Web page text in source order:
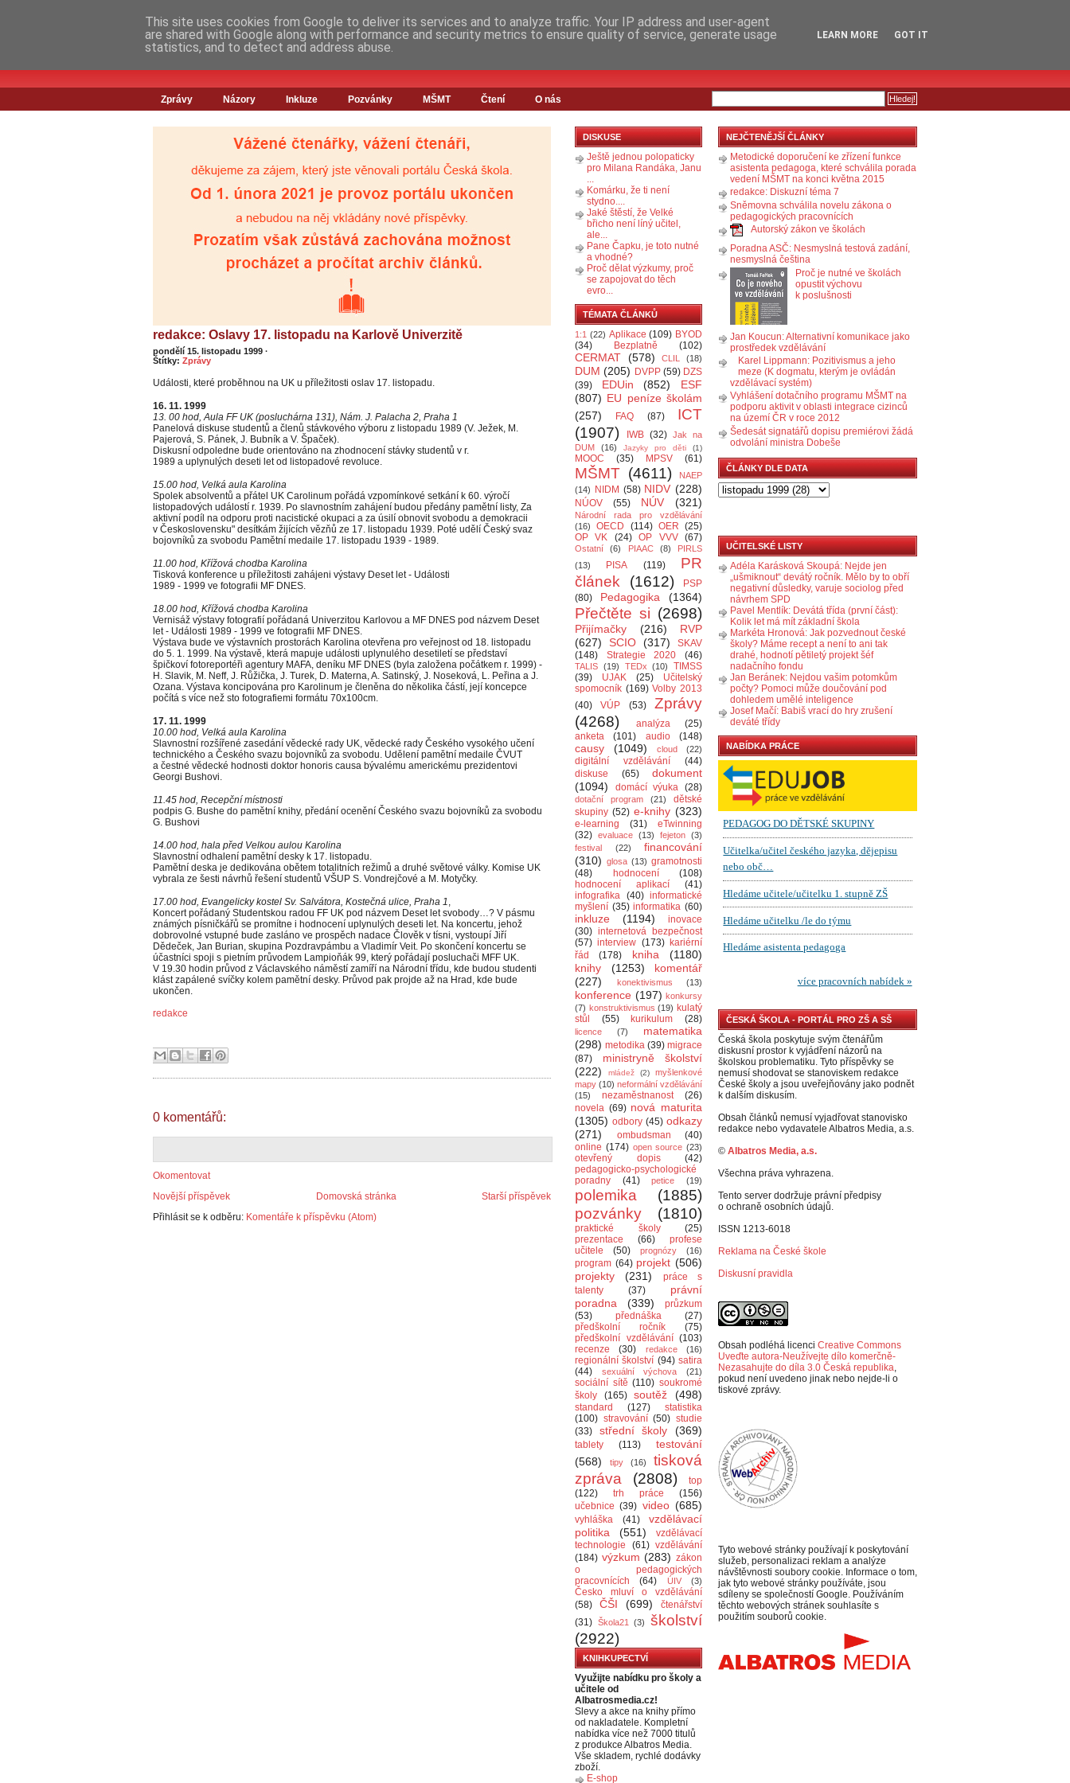
Zprávy Názory Inkluze Pozvánky MŠMT Čtení O nás
redakce: Oslavy 17. listopadu na Karlově Univerzitě
pondělí 15. listopadu 1999 ·
Štítky: Zprávy
Události, které proběhnou na UK u příležitosti oslav 17. listopadu.
16. 11. 1999
13. 00 hod, Aula FF UK (posluchárna 131), Nám. J. Palacha 2, Praha 1
Panelová diskuse studentů a členů stávkového výboru z listopadu 1989 (V. Ježek, M.
Pajerová, S. Pánek, J. Bubník a V. Špaček).
Diskusní odpoledne bude orientováno na zhodnocení stávky studentů v r.
1989 a uplynulých deseti let od listopadové revoluce.
15.00 hod, Velká aula Karolina
Spolek absolventů a přátel UK Carolinum pořádá vzpomínkové setkání k 60. výročí
listopadových událostí r. 1939. Po slavnostním zahájení budou předány pamětní listy, Za
aktivní podíl na odporu proti nacistické okupaci a za úsilí obnovit svobodu a demokracii
v Československu" desítkám žijících vězňů ze 17. listopadu 1939. Poté udělí Český svaz
bojovníků za svobodu Pamětní medaile 17. listopadu 1939 - 1989.
11.00 hod, Křížová chodba Karolina
Tisková konference u příležitosti zahájeni výstavy Deset let - Události
1989 - 1999 ve fotografii MF DNES.
18.00 hod, Křížová chodba Karolina
Vernisáž výstavy fotografií pořádaná Univerzitou Karlovou a MF DNES pod názvem Deset
let - Události 1989 - 1999 ve fotografii MF DNES.
Výstava bude ve výstavních prostorách Karolina otevřena pro veřejnost od 18. listopadu
do 5. 1. 1999. Na výstavě, která mapuje události uplynulého desetiletí se představí
špičkoví fotoreportéři agentury MAFA, deníku MF DNES (byla založena počátkem r. 1999) -
H. Slavik, M. Neff, J. Růžička, J. Turek, D. Materna, A. Satinský, J. Noseková, L. Peřina a J.
Ozana. Výstava koncipována pro Karolinum je členěna do několika částí, její koncepce
počítá s více než sto fotografiemi formátu 70x100cm.
17. 11. 1999
10.00 hod, Velká aula Karolina
Slavnostní rozšířené zasedání vědecké rady UK, vědecké rady Českého vysokého učení
technického a Českého svazu bojovníků za svobodu. Udělení pamětní medaile ČVUT
a čestné vědecké hodnosti doktor honoris causa bývalému americkému prezidentovi
Georgi Bushovi.
11.45 hod, Recepční místnosti
podpis G. Bushe do pamětní knihy, předání ocenění Českého svazu bojovníků za svobodu
G. Bushovi
14.00 hod, hala před Velkou aulou Karolina
Slavnostní odhalení pamětní desky k 17. listopadu.
Pamětní deska je dedikována obětem totalitních režimů a druhé světové války. Komise UK
vybrala ze šesti návrhů řešení studentů VŠUP S. Vondrejčové a M. Motyčky.
17.00 hod, Evangelicky kostel Sv. Salvátora, Kostečná ulice, Praha 1,
Koncert pořádaný Studentskou radou FF UK pod názvem Deset let svobody…? V pásmu
známých písničkářů se promítne i hodnocení uplynulých deseti let. Na koncertu, jehož
dobrovolné vstupné bude zasláno ve prospěch nadace Člověk v tísni, vystoupí Jiří
Dědeček, Jan Burian, skupina Pozdravpámbu a Vladimír Veit. Po skončení koncertu se
účastníci spoji s pietním průvodem Lampioňák 99, který pořádají posluchači MFF UK.
V 19.30 hodin průvod z Václavského náměstí zamíří na Národní třídu, kde budou studenti
klást zapálené svíčky kolem pamětní desky. Průvod pak projde až na Hrad, kde bude
ukončen.
redakce
0 komentářů:
Okomentovat
Novější příspěvek
Starší příspěvek
Domovská stránka
Přihlásit se k odběru: Komentáře k příspěvku (Atom)
DISKUSE
Ještě jednou polopaticky
pro Milana Randáka, Janu
...
Komárku, že ti není
stydno....
Jaké štěstí, že Velké
břicho není líný učitel,
ale...
Pane Čapku, je toto nutné
a vhodné?
Proč dělat výzkumy, proč
se zapojovat do těch
evro...
TÉMATA ČLÁNKŮ
1:1 (22) Aplikace (109) BYOD
(34)
Bezplatně (102)
CERMAT (578) CLIL (18)
DUM (205) DVPP (59) DZS
(39)
EDUin (852)
ESF
(807) EU peníze školám
(257)
FAQ (87)
ICT
(1907)
IWB (32) Jak na
DUM
(16) Jazyky pro děti (1)
MOOC (35) MPSV (61)
MŠMT (4611)
NAEP
(14)
NIDM (58) NIDV (228)
NÚOV (55) NÚV (321)
Národní rada pro vzdělávání
(16)
OECD (114) OER (25)
OP VK
(24) OP VVV (67)
Ostatní (6) PIAAC (8)
PIRLS
(13)
PISA (119)
PR
článek
(1612)
PSP
(80)
Pedagogika (1364)
Přečtěte si (2698)
Přijímačky (216)
RVP
(627)
SCIO (317)
SKAV
(148)
Strategie 2020 (46)
TALIS (19) TEDx (10)
TIMSS
(39)
UJAK (25)
Učitelský
spomocník (169) Volby 2013
(40)
VÚP (53)
Zprávy
(4268)
analýza
(25)
anketa
(101) audio (148)
causy (1049) cloud (22)
digitální vzdělávání
(44)
diskuse
(65)
dokument
(1094)
domácí výuka (28)
dotační program (21)
dětské
skupiny (52) e-knihy (323)
e-learning (31)
eTwinning
(32) evaluace (13) fejeton (3)
festival
(22)
financování
(310) glosa (13) gramotnosti
(48)
hodnocení
(108)
hodnocení aplikací
(41)
infografika (40) informatické
myšlení (35) informatika (60)
inkluze (1194)
inovace
(30) internetová bezpečnost
(57) interview (173) kariérní
řád
(178) kniha
(1180)
knihy
(1253)
komentář
(227)
konektivismus (13)
konference (197) konkursy
(7) konstruktivismus (19) kulatý
stůl
(55) kurikulum (28)
licence (7)
matematika
(298) metodika (39) migrace
(87)
ministryně školství
(222)
mládež (2)
myšlenkové
mapy (10) neformální vzdělávání
(15)
nezaměstnanost
(26)
novela (69) nová maturita
(1305) odbory (45) odkazy
(271)
ombudsman
(40)
online (174) open source (23)
otevřený dopis
(42)
pedagogicko-psychologické
poradny
(41) petice (19)
polemika
(1885)
pozvánky
(1810)
praktické školy
(25)
prezentace
(66)
profese
učitele
(50) prognózy (16)
program (64) projekt (506)
projekty
(231)
práce s
talenty
(37)
právní
poradna
(339)
průzkum
(53)
přednáška
(27)
předškolní ročník
(75)
předškolní vzdělávání (103)
recenze
(30) redakce (16)
regionální školství (94) satira
(44)
sexuální výchova (21)
sociální sítě (110) soukromé
školy
(165) soutěž (498)
standard (127)
statistika
(100) stravování (50) studie
(33)
střední školy (369)
tablety (113)
testování
(568)
tipy (16)
tisková
zpráva
(2808)
top
(122)
trh práce
(156)
učebnice (39) video (685)
vyhláška (41)
vzdělávací
politika
(551)
vzdělávací
technologie
(61) vzdělávání
(184) výzkum (283) zákon
o pedagogických
pracovnících
(64) ÚIV (3)
Česko mluví o vzdělávání
(58)
ČŠI (699)
čtenářství
(31) Škola21 (3)
školství
(2922)
KNIHKUPECTVÍ
Využijte nabídku pro školy a
učitele od
Albatrosmedia.cz!
Slevy a akce na knihy přímo
od nakladatele. Kompletní
nabídka více než 7000 titulů
z produkce Albatros Media.
Vše skladem, rychlé dodávky
zboží.
E-shop
NEJČTENĚJŠÍ ČLÁNKY
Metodické doporučení ke zřízení funkce
asistenta pedagoga, které schválila porada
vedení MŠMT na konci května 2015
redakce: Diskuzní téma 7
Sněmovna schválila novelu zákona o
pedagogických pracovnících
Autorský zákon ve školách
Poradna ASČ: Nesmyslná testová zadání,
nesmyslná čeština
Proč je nutné ve školách
opustit výchovu
k poslušnosti
Jan Koucun: Alternativní komunikace jako
prostředek vzdělávání
Karel Lippmann: Pozitivismus a jeho
meze (K dogmatu, kterým je ovládán
vzdělávací systém)
Vyhlášení dotačního programu MŠMT na
podporu aktivit v oblasti integrace cizinců
na území ČR v roce 2012
Šedesát signatářů dopisu premiérovi žádá
odvolání ministra Dobeše
ČLÁNKY DLE DATA
UČITELSKÉ LISTY
Adéla Karásková Skoupá: Nejde jen
„ušmiknout“ devátý ročník. Mělo by to obří
negativní důsledky, varuje sociolog před
návrhem SPD
Pavel Mentlík: Devátá třída (první část):
Kolik let má mít základní škola
Markéta Hronová: Jak pozvednout české
školy? Máme recept a není to ani tak
drahé, hodnotí pětiletý projekt šéf
nadačního fondu
Jan Beránek: Nejdou vašim potomkům
počty? Pomoci může doučování pod
dohledem umělé inteligence
Josef Mačí: Babiš vrací do hry zrušení
deváté třídy
NABÍDKA PRÁCE
ČESKÁ ŠKOLA - PORTÁL PRO ZŠ A SŠ
Česká škola poskytuje svým čtenářům
diskusní prostor k vyjádření názorů na
školskou problematiku. Tyto příspěvky se
nemusí shodovat se stanoviskem redakce
České školy a jsou uveřejňovány jako podnět
k dalším diskusím.
Obsah článků nemusí vyjadřovat stanovisko
redakce nebo vydavatele Albatros Media, a.s.
© Albatros Media, a.s.
Všechna práva vyhrazena.
Tento server dodržuje právní předpisy
o ochraně osobních údajů.
ISSN 1213-6018
Reklama na České škole
Diskusní pravidla
Obsah podléhá licenci Creative Commons
Uveďte autora-Neužívejte dílo komerčně-
Nezasahujte do díla 3.0 Česká republika,
pokud není uvedeno jinak nebo nejde-li o
tiskové zprávy.
Tyto webové stránky používají k poskytování
služeb, personalizaci reklam a analýze
návštěvnosti soubory cookie. Informace o tom,
jak tyto webové stránky používáte, jsou
sdíleny se společností Google. Používáním
těchto webových stránek souhlasíte s
použitím souborů cookie.
This site uses cookies from Google to deliver its services and to analyze traffic. Your IP address and user-agent
are shared with Google along with performance and security metrics to ensure quality of service, generate usage
statistics, and to detect and address abuse.
LEARN MORE GOT IT